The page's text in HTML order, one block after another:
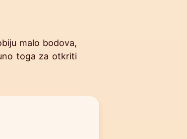
malo bodova,
toga za otkriti